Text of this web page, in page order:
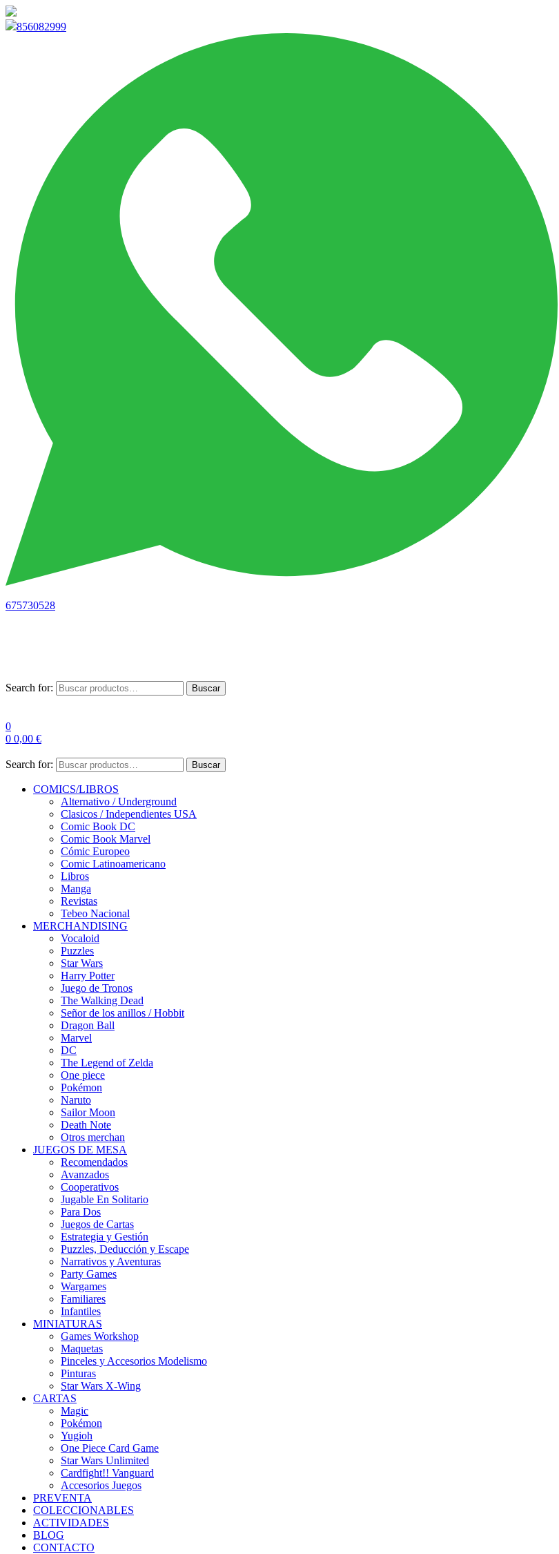
856082999
675730528
Search for: Buscar
0
0 0,00 €
Search for: Buscar
COMICS/LIBROS
Alternativo / Underground
Clasicos / Independientes USA
Comic Book DC
Comic Book Marvel
Cómic Europeo
Comic Latinoamericano
Libros
Manga
Revistas
Tebeo Nacional
MERCHANDISING
Vocaloid
Puzzles
Star Wars
Harry Potter
Juego de Tronos
The Walking Dead
Señor de los anillos / Hobbit
Dragon Ball
Marvel
DC
The Legend of Zelda
One piece
Pokémon
Naruto
Sailor Moon
Death Note
Otros merchan
JUEGOS DE MESA
Recomendados
Avanzados
Cooperativos
Jugable En Solitario
Para Dos
Juegos de Cartas
Estrategia y Gestión
Puzzles, Deducción y Escape
Narrativos y Aventuras
Party Games
Wargames
Familiares
Infantiles
MINIATURAS
Games Workshop
Maquetas
Pinceles y Accesorios Modelismo
Pinturas
Star Wars X-Wing
CARTAS
Magic
Pokémon
Yugioh
One Piece Card Game
Star Wars Unlimited
Cardfight!! Vanguard
Accesorios Juegos
PREVENTA
COLECCIONABLES
ACTIVIDADES
BLOG
CONTACTO